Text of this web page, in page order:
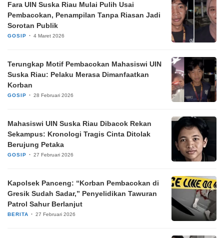
Fara UIN Suska Riau Mulai Pulih Usai
Pembacokan, Penampilan Tanpa Riasan Jadi
Sorotan Publik
GOSIP 4 Maret 2026
Terungkap Motif Pembacokan Mahasiswi UIN
Suska Riau: Pelaku Merasa Dimanfaatkan
Korban
GOSIP 28 Februari 2026
Mahasiswi UIN Suska Riau Dibacok Rekan
Sekampus: Kronologi Tragis Cinta Ditolak
Berujung Petaka
GOSIP 27 Februari 2026
Kapolsek Panceng: “Korban Pembacokan di
Gresik Sudah Sadar,” Penyelidikan Tawuran
Patrol Sahur Berlanjut
BERITA 27 Februari 2026